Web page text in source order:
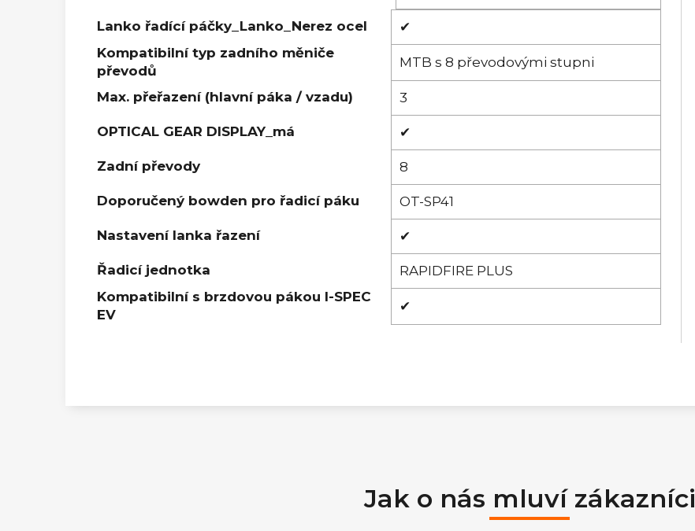
Lanko řadící páčky_Lanko_Nerez ocel
✔
Kompatibilní typ zadního měniče
převodů
MTB s 8 převodovými stupni
Max. přeřazení (hlavní páka / vzadu) 3
OPTICAL GEAR DISPLAY_má ✔
Zadní převody 8
Doporučený bowden pro řadicí páku OT-SP41
Nastavení lanka řazení ✔
Řadicí jednotka
RAPIDFIRE PLUS
Kompatibilní s brzdovou pákou I-SPEC
EV
✔
Jak o nás mluví zákazníci